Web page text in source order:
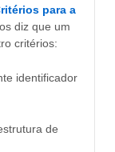
para a
diz que um
critérios:
identificador
de